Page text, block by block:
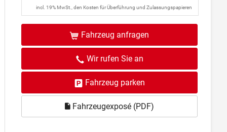
incl. 19% MwSt., den Kosten für Überführung und Zulassungspapieren
Fahrzeug anfragen
Wir rufen Sie an
Fahrzeug parken
Fahrzeugexposé (PDF)